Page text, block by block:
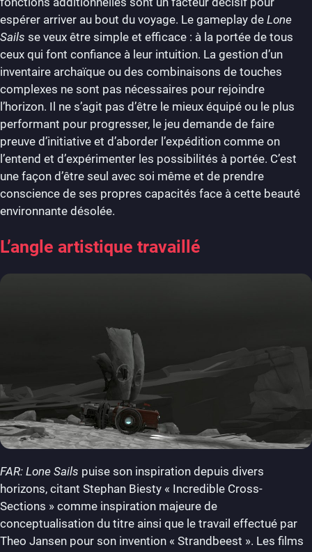
espérer arriver au bout du voyage. Le gameplay de Lone
Sails se veux être simple et efficace : à la portée de tous
ceux qui font confiance à leur intuition. La gestion d’un
inventaire archaïque ou des combinaisons de touches
complexes ne sont pas nécessaires pour rejoindre
l’horizon. Il ne s’agit pas d’être le mieux équipé ou le plus
performant pour progresser, le jeu demande de faire
preuve d’initiative et d’aborder l’expédition comme on
l’entend et d’expérimenter les possibilités à portée. C’est
une façon d’être seul avec soi même et de prendre
conscience de ses propres capacités face à cette beauté
environnante désolée.
L’angle artistique travaillé
FAR: Lone Sails puise son inspiration depuis divers
horizons, citant Stephan Biesty « Incredible Cross-
Sections » comme inspiration majeure de
conceptualisation du titre ainsi que le travail effectué par
Theo Jansen pour son invention « Strandbeest ». Les films